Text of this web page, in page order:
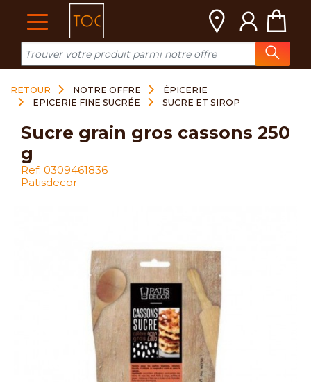
RETOUR NOTRE OFFRE
ÉPICERIE
EPICERIE FINE SUCRÉE
SUCRE ET SIROP
sucre grain gros cassons 250
g
Ref: 0309461836
Patisdecor
Cookies management panel